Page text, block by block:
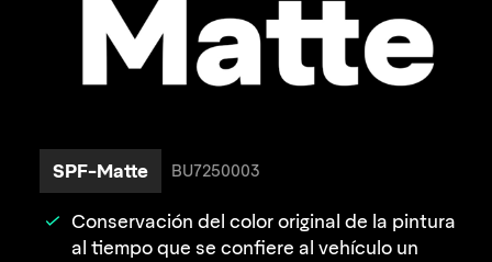
SPF-Matte BU7250003
Conservación del color original de la pintura
al tiempo que se confiere al vehículo un